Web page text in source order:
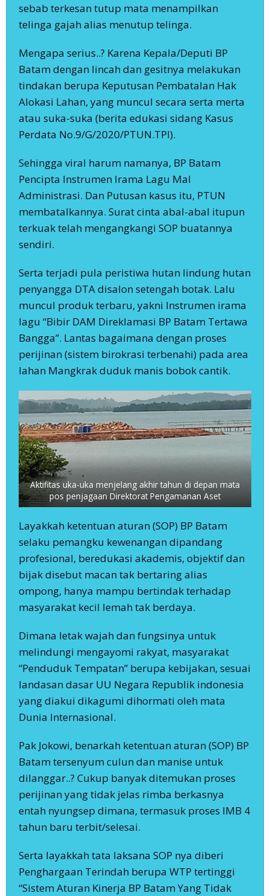
sebab terkesan tutup mata menampilkan
telinga gajah alias menutup telinga.
Mengapa serius..? Karena Kepala/Deputi BP
Batam dengan lincah dan gesitnya melakukan
tindakan berupa Keputusan Pembatalan Hak
Alokasi Lahan, yang muncul secara serta merta
atau suka-suka (berita edukasi sidang Kasus
Perdata No.9/G/2020/PTUN.TPI).
Sehingga viral harum namanya, BP Batam
Pencipta Instrumen Irama Lagu Mal
Administrasi. Dan Putusan kasus itu, PTUN
membatalkannya. Surat cinta abal-abal itupun
terkuak telah mengangkangi SOP buatannya
sendiri.
Serta terjadi pula peristiwa hutan lindung hutan
penyangga DTA disalon setengah botak. Lalu
muncul produk terbaru, yakni Instrumen irama
lagu “Bibir DAM Direklamasi BP Batam Tertawa
Bangga”. Lantas bagaimana dengan proses
perijinan (sistem birokrasi terbenahi) pada area
lahan Mangkrak duduk manis bobok cantik.
Aktifitas uka-uka menjelang akhir tahun di depan mata
pos penjagaan Direktorat Pengamanan Aset
Layakkah ketentuan aturan (SOP) BP Batam
selaku pemangku kewenangan dipandang
profesional, beredukasi akademis, objektif dan
bijak disebut macan tak bertaring alias
ompong, hanya mampu bertindak terhadap
masyarakat kecil lemah tak berdaya.
Dimana letak wajah dan fungsinya untuk
melindungi mengayomi rakyat, masyarakat
“Penduduk Tempatan” berupa kebijakan, sesuai
landasan dasar UU Negara Republik indonesia
yang diakui dikagumi dihormati oleh mata
Dunia Internasional.
Pak Jokowi, benarkah ketentuan aturan (SOP) BP
Batam tersenyum culun dan manise untuk
dilanggar..? Cukup banyak ditemukan proses
perijinan yang tidak jelas rimba berkasnya
entah nyungsep dimana, termasuk proses IMB 4
tahun baru terbit/selesai.
Serta layakkah tata laksana SOP nya diberi
Penghargaan Terindah berupa WTP tertinggi
“Sistem Aturan Kinerja BP Batam Yang Tidak